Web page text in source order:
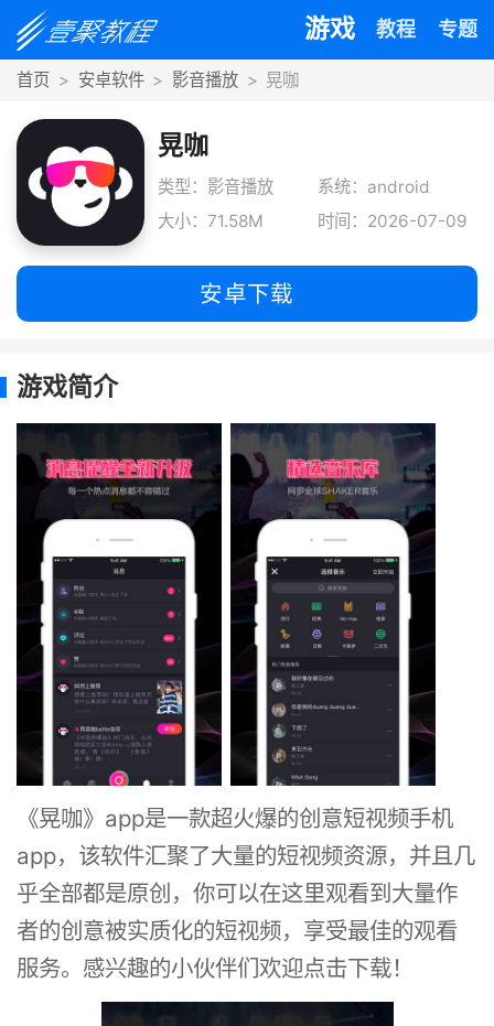
游戏 教程 专题
首页 安卓软件 影音播放 晃咖
晃咖
类型：影音播放
系统：android
大小：71.58M
时间：2026-07-09
安卓下载
游戏简介
《晃咖》app是一款超火爆的创意短视频手机
app，该软件汇聚了大量的短视频资源，并且几
乎全部都是原创，你可以在这里观看到大量作
者的创意被实质化的短视频，享受最佳的观看
服务。感兴趣的小伙伴们欢迎点击下载！